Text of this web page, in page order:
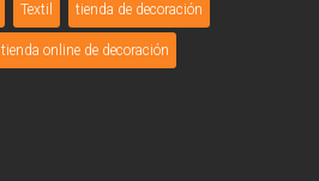
Textil tienda de decoración
tienda online de decoración